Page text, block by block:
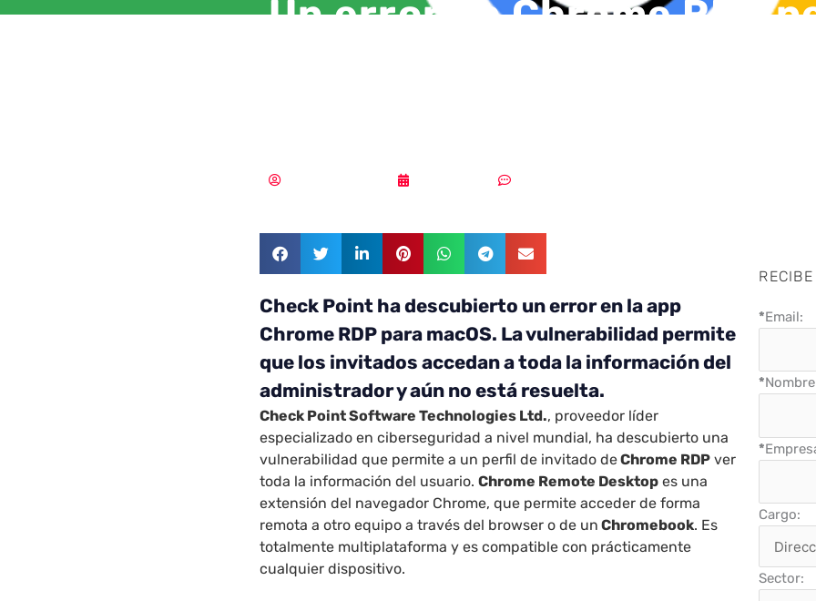
Un error en Chrome RDP
Check Point ha descubierto un error en la app
Chrome RDP para macOS. La vulnerabilidad permite
que los invitados accedan a toda la información del
administrador y aún no está resuelta.
Check Point Software Technologies Ltd., proveedor líder
especializado en ciberseguridad a nivel mundial, ha descubierto una
vulnerabilidad que permite a un perfil de invitado deChrome RDP ver
toda la información del usuario.Chrome Remote Desktop es una
extensión del navegador Chrome, que permite acceder de forma
remota a otro equipo a través del browser o de un Chromebook. Es
totalmente multiplataforma y es compatible con prácticamente
cualquier dispositivo.
*Email:
*
*
Cargo:
Sector: